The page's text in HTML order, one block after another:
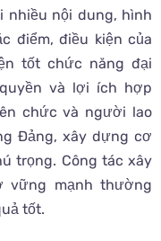
nội dung, hình
điểm, điều kiện của
tốt chức năng đại
và lợi ích hợp
chức và người lao
Đảng, xây dựng cơ
trọng. Công tác xây
vững mạnh thường
tốt.